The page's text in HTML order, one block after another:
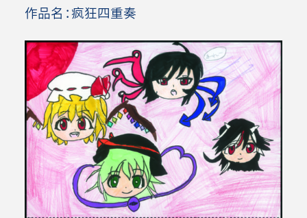
作品名：疯狂四重奏